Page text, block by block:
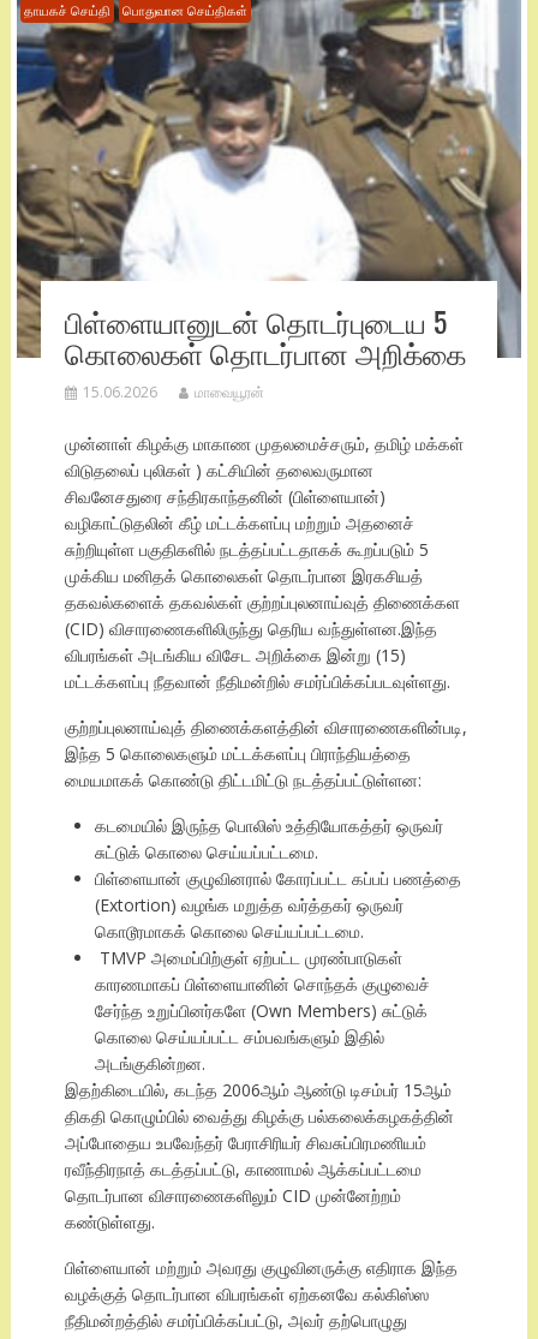
தாயகச் செய்தி பொதுவான செய்திகள்
பிள்ளையானுடன் தொடர்புடைய 5
கொலைகள் தொடர்பான அறிக்கை
15.06.2026 மாவையூரன்
முன்னாள் கிழக்கு மாகாண முதலமைச்சரும், தமிழ் மக்கள்
விடுதலைப் புலிகள் ) கட்சியின் தலைவருமான
சிவனேசதுரை சந்திரகாந்தனின் (பிள்ளையான்)
வழிகாட்டுதலின் கீழ் மட்டக்களப்பு மற்றும் அதனைச்
சுற்றியுள்ள பகுதிகளில் நடத்தப்பட்டதாகக் கூறப்படும் 5
முக்கிய மனிதக் கொலைகள் தொடர்பான இரகசியத்
தகவல்களைக் தகவல்கள் குற்றப்புலனாய்வுத் திணைக்கள
(CID) விசாரணைகளிலிருந்து தெரிய வந்துள்ளன.இந்த
விபரங்கள் அடங்கிய விசேட அறிக்கை இன்று (15)
மட்டக்களப்பு நீதவான் நீதிமன்றில் சமர்ப்பிக்கப்படவுள்ளது.
குற்றப்புலனாய்வுத் திணைக்களத்தின் விசாரணைகளின்படி,
இந்த 5 கொலைகளும் மட்டக்களப்பு பிராந்தியத்தை
மையமாகக் கொண்டு திட்டமிட்டு நடத்தப்பட்டுள்ளன:
கடமையில் இருந்த பொலிஸ் உத்தியோகத்தர் ஒருவர்
சுட்டுக் கொலை செய்யப்பட்டமை.
பிள்ளையான் குழுவினரால் கோரப்பட்ட கப்பப் பணத்தை
(Extortion) வழங்க மறுத்த வர்த்தகர் ஒருவர்
கொடூரமாகக் கொலை செய்யப்பட்டமை.
TMVP அமைப்பிற்குள் ஏற்பட்ட முரண்பாடுகள்
காரணமாகப் பிள்ளையானின் சொந்தக் குழுவைச்
சேர்ந்த உறுப்பினர்களே (Own Members) சுட்டுக்
கொலை செய்யப்பட்ட சம்பவங்களும் இதில்
அடங்குகின்றன.
இதற்கிடையில், கடந்த 2006ஆம் ஆண்டு டிசம்பர் 15ஆம்
திகதி கொழும்பில் வைத்து கிழக்கு பல்கலைக்கழகத்தின்
அப்போதைய உபவேந்தர் பேராசிரியர் சிவசுப்பிரமணியம்
ரவீந்திரநாத் கடத்தப்பட்டு, காணாமல் ஆக்கப்பட்டமை
தொடர்பான விசாரணைகளிலும் CID முன்னேற்றம்
கண்டுள்ளது.
பிள்ளையான் மற்றும் அவரது குழுவினருக்கு எதிராக இந்த
வழக்குத் தொடர்பான விபரங்கள் ஏற்கனவே கல்கிஸ்ஸ
நீதிமன்றத்தில் சமர்ப்பிக்கப்பட்டு, அவர் தற்பொழுது